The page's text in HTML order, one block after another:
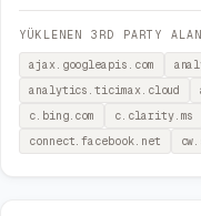
YÜKLENEN 3RD PARTY
ajax.googleapis.com
analytics.ticimax.cloud
c.bing.com
c.clarity.ms
connect.facebook.net